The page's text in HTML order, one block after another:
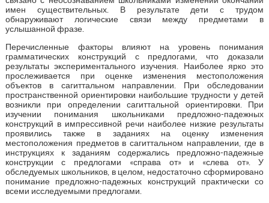
имен существительных. В результате дети с трудом
обнаруживают логические связи между предметами в
услышанной фразе.
Перечисленные факторы влияют на уровень понимания
грамматических конструкций с предлогами, что доказали
результаты экспериментального изучения. Наиболее ярко это
прослеживается при оценке изменения местоположения
объектов в сагиттальном направлении. При обследовании
пространственной ориентировки наибольшие трудности у детей
возникли при определении сагиттальной ориентировки. При
изучении понимания школьниками предложно-падежных
конструкций в импрессивной речи наиболее низкие результаты
проявились также в заданиях на оценку изменения
местоположения предметов в сагиттальном направлении, где в
инструкциях к заданиям содержались предложно-падежные
конструкции с предлогами «справа от» и «слева от». У
обследуемых школьников, в целом, недостаточно сформировано
понимание предложно-падежных конструкций практически со
всеми исследуемыми предлогами.